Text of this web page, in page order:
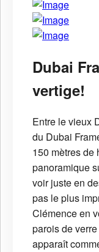
Dubai
vertige!
Entre le vieux
du Dubai
150 mètres de
panoramique
voir juste en
pas le plus
Clémence en
parois de
apparaît